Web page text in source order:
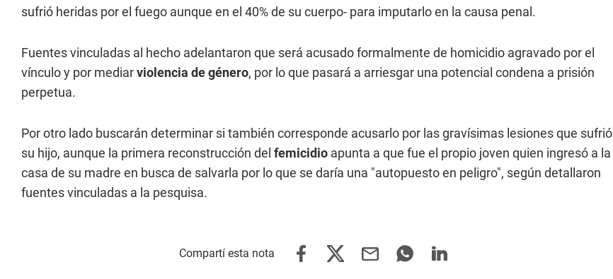
sufrió heridas por el fuego aunque en el 40% de su cuerpo- para imputarlo en la causa penal.
Fuentes vinculadas al hecho adelantaron que será acusado formalmente de homicidio agravado por el
vínculo y por mediarviolencia de género, por lo que pasará a arriesgar una potencial condena a prisión
perpetua.
Por otro lado buscarán determinar si también corresponde acusarlo por las gravísimas lesiones que sufrió
su hijo, aunque la primera reconstrucción del femicidio apunta a que fue el propio joven quien ingresó a la
casa de su madre en busca de salvarla por lo que se daría una "autopuesto en peligro", según detallaron
fuentes vinculadas a la pesquisa.